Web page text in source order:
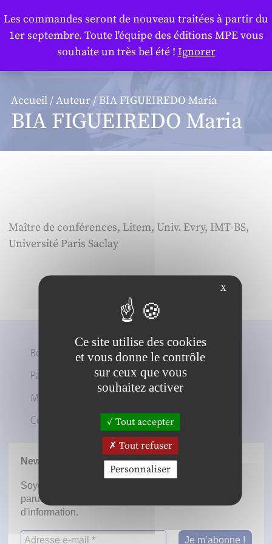
Accueil/Auteur/ BIA FIGUEIREDO Maria
BIA FIGUEIREDO Maria
Maître de conférences, Litem, Univ. Evry, IMT-BS,
Université Paris Saclay
Boutique
Panier
Mon compte
Contact
Newsletter
Soyez informé dès la mise en ligne des prochaines
parutions en vous inscrivant à notre lettre
d'information.
Les commandes seront de nouveau traitées à partir du
1er septembre. Toute l'équipe des éditions MPE vous
souhaite un très bel été ! Ignorer
X
Ce site utilise des cookies
et vous donne le contrôle
sur ceux que vous
souhaitez activer
Tout accepter
Tout refuser
Personnaliser